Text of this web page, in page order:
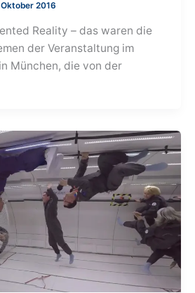
Oktober 2016
Reality – das waren die
der Veranstaltung im
München, die von der